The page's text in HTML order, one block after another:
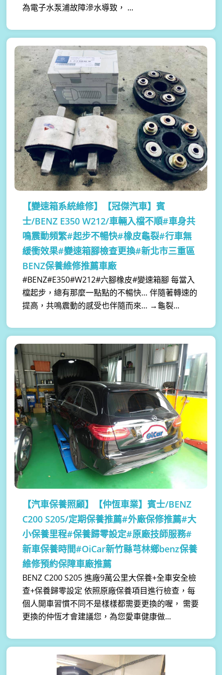
為電子水泵浦故障滲水導致， ...
【變速箱系統維修】
【冠傑汽車】賓
士/BENZ E350 W212/車輛入檔不順#車身共
鳴震動頻繁#起步不暢快#橡皮龜裂#行車無
緩衝效果#變速箱腳檢查更換#新北市三重區
BENZ保養維修推薦車廠
#BENZ#E350#W212#六腳橡皮#變速箱腳 每當入
檔起步，總有那麼一點點的不暢快… 伴隨著轉速的
提高，共鳴震動的感受也伴隨而來… →龜裂...
【汽車保養照顧】
【仲恆車業】賓士/BENZ
C200 S205/定期保養推薦#外廠保修推薦#大
小保養里程#保養歸零設定#原廠技師服務#
新車保養時間#OiCar新竹縣芎林鄉benz保養
維修預約保障車廠推薦
BENZ C200 S205 進廠9萬公里大保養+全車安全檢
查+保養歸零設定 依照原廠保養項目進行檢查，每
個人開車習慣不同不是樣樣都需要更換的喔， 需要
更換的仲恆才會建議您，為您愛車健康做...